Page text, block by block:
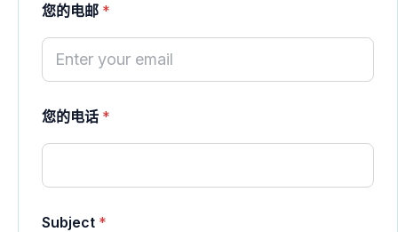
您的电邮 *
u
j
c
Y
您的电话 *
Subject *